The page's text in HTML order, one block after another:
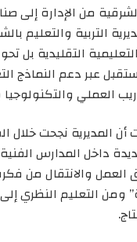
من الإدارة إلى
التربية والتعليم
التقليدية بل
عبر دعم النماذج
العملي والتكنولوجيا
المديرية نجحت خلال
داخل المدارس
والانتقال من
ومن التعليم النظري